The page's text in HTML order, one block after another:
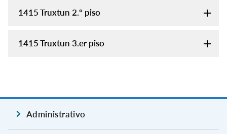
1415 Truxtun 2.º piso
1415 Truxtun 3.er piso
Administrativo